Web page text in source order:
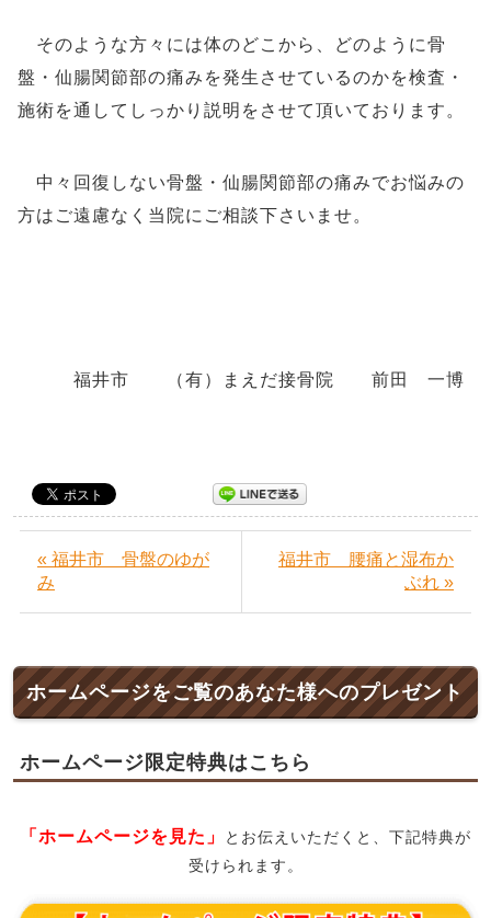
そのような方々には体のどこから、どのように骨
盤・仙腸関節部の痛みを発生させているのかを検査・
施術を通してしっかり説明をさせて頂いております。
中々回復しない骨盤・仙腸関節部の痛みでお悩みの
方はご遠慮なく当院にご相談下さいませ。
福井市 （有）まえだ接骨院 前田 一博
« 福井市 骨盤のゆが
み
福井市 腰痛と湿布か
ぶれ »
ホームページをご覧のあなた様へのプレゼント
ホームページ限定特典はこちら
「ホームページを見た」
とお伝えいただくと、下記特典が
受けられます。